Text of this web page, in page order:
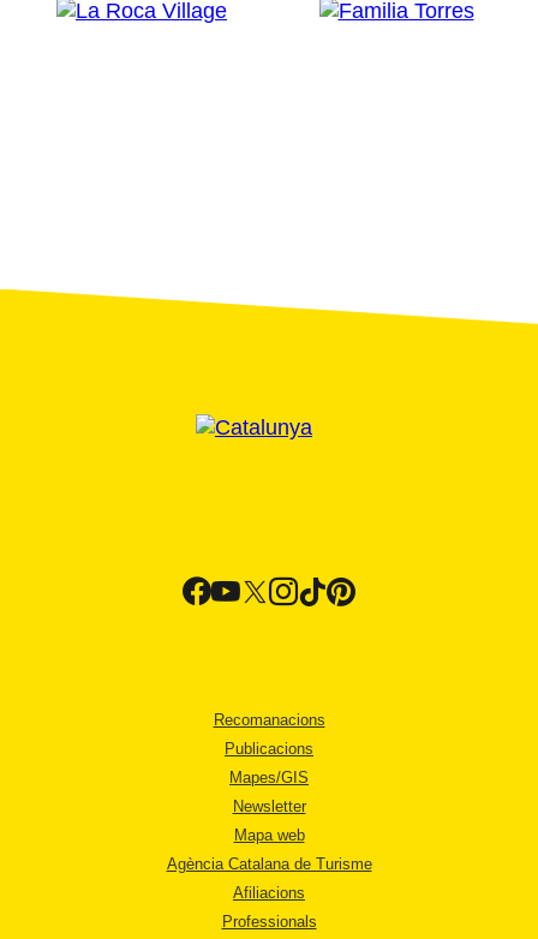
Recomanacions
Publicacions
Mapes/GIS
Newsletter
Mapa web
Agència Catalana de Turisme
Afiliacions
Professionals